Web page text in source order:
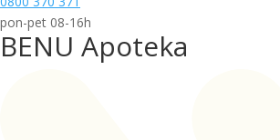
pon-pet 08-16h
BENU Apoteka